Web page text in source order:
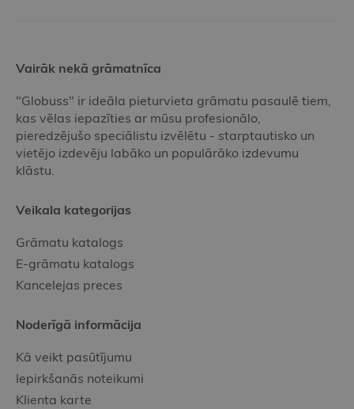
Vairāk nekā grāmatnīca
"Globuss" ir ideāla pieturvieta grāmatu pasaulē tiem,
kas vēlas iepazīties ar mūsu profesionālo,
pieredzējušo speciālistu izvēlētu - starptautisko un
vietējo izdevēju labāko un populārāko izdevumu
klāstu.
Veikala kategorijas
Grāmatu katalogs
E-grāmatu katalogs
Kancelejas preces
Noderīgā informācija
Kā veikt pasūtījumu
Iepirkšanās noteikumi
Klienta karte